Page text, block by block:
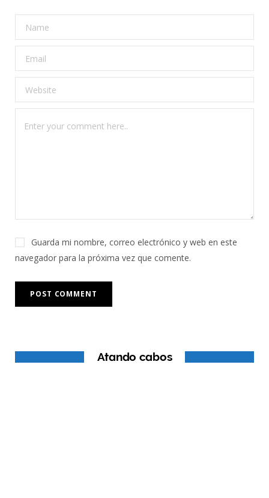
Guarda mi nombre, correo electrónico y web en este
navegador para la próxima vez que comente.
Atando cabos